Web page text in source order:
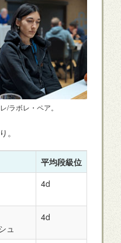
/ラボレ・ペア。
。
平均段級位
4d
ュ
4d